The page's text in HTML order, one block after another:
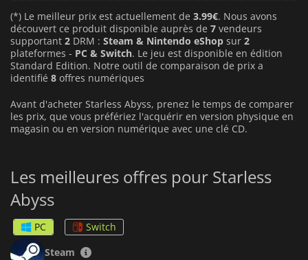
4.15€
(*) Le meilleur prix est actuellement de 3.99€. Nous avons
découvert ce produit disponible auprès de 7 vendeurs
supportant 2 DRM : Steam & Nintendo eShop sur 2
plateformes - PC & Switch. Le jeu est disponible en édition
Standard Edition. Notre outil de comparaison de prix a
identifié 8 offres numériques
Avant d'acheter Starless Abyss, prenez le temps de comparer
les prix, que vous préfériez l'acquérir en version physique en
magasin ou en version numérique avec une clé CD.
Les meilleures offres pour Starless
Abyss
PC
Switch
Steam